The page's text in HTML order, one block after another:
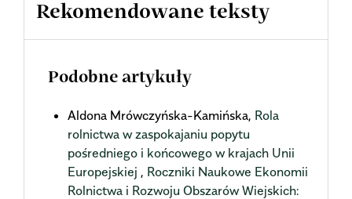
Rekomendowane teksty
Podobne artykuły
Aldona Mrówczyńska-Kamińska, Rola
rolnictwa w zaspokajaniu popytu
pośredniego i końcowego w krajach Unii
Europejskiej , Roczniki Naukowe Ekonomii
Rolnictwa i Rozwoju Obszarów Wiejskich: